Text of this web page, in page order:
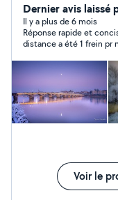
objets, papiers ou
services de
organisé et plus serein Tri et rangement des
dressings Optimisation de vos espaces (chambres,
cuisine, salon) Organisation des objets du quotidien
Conseils simples
Intervention à domicile Sur-mesure selon
Discrétion & efficacité garanties
rendez-vous Prestations ponctuelles ou régulières
Dernier avis laissé
Il y a plus de 6 mois
Réponse rapide et
distance a été 1 frein pr
Voir le